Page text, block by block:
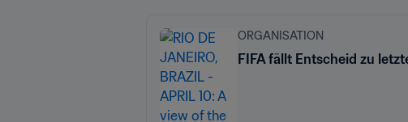
ORGANISATION
FIFA fällt Entscheid zu